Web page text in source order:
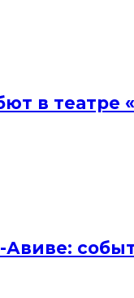
в театре
Авиве: